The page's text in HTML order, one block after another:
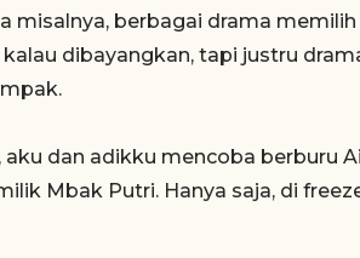
misalnya, berbagai drama
kalau dibayangkan, tapi justru
aku dan adikku mencoba berburu
Mbak Putri. Hanya saja, di